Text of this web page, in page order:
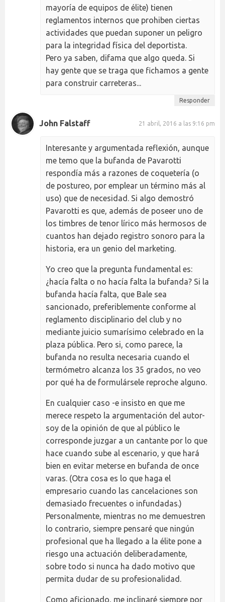
mayoría de equipos de élite) tienen
reglamentos internos que prohiben ciertas
actividades que puedan suponer un peligro
para la integridad física del deportista.
Pero ya saben, difama que algo queda. Si
hay gente que se traga que fichamos a gente
para construir carreteras...
Responder
John Falstaff 21 abril, 2016 a las 9:16 pm
Interesante y argumentada reflexión, aunque
me temo que la bufanda de Pavarotti
respondía más a razones de coquetería (o
de postureo, por emplear un término más al
uso) que de necesidad. Si algo demostró
Pavarotti es que, además de poseer uno de
los timbres de tenor lírico más hermosos de
cuantos han dejado registro sonoro para la
historia, era un genio del marketing.
Yo creo que la pregunta fundamental es:
¿hacía falta o no hacía falta la bufanda? Si la
bufanda hacía falta, que Bale sea
sancionado, preferiblemente conforme al
reglamento disciplinario del club y no
mediante juicio sumarísimo celebrado en la
plaza pública. Pero si, como parece, la
bufanda no resulta necesaria cuando el
termómetro alcanza los 35 grados, no veo
por qué ha de formulársele reproche alguno.
En cualquier caso -e insisto en que me
merece respeto la argumentación del autor-
soy de la opinión de que al público le
corresponde juzgar a un cantante por lo que
hace cuando sube al escenario, y que hará
bien en evitar meterse en bufanda de once
varas. (Otra cosa es lo que haga el
empresario cuando las cancelaciones son
demasiado frecuentes o infundadas.)
Personalmente, mientras no me demuestren
lo contrario, siempre pensaré que ningún
profesional que ha llegado a la élite pone a
riesgo una actuación deliberadamente,
sobre todo si nunca ha dado motivo que
permita dudar de su profesionalidad.
Como aficionado, me inclinaré siempre por